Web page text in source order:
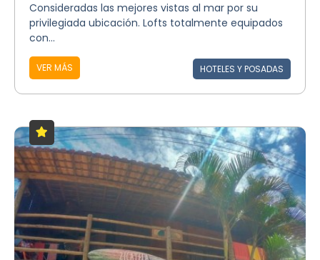
Consideradas las mejores vistas al mar por su
privilegiada ubicación. Lofts totalmente equipados
con...
VER MÁS HOTELES Y POSADAS